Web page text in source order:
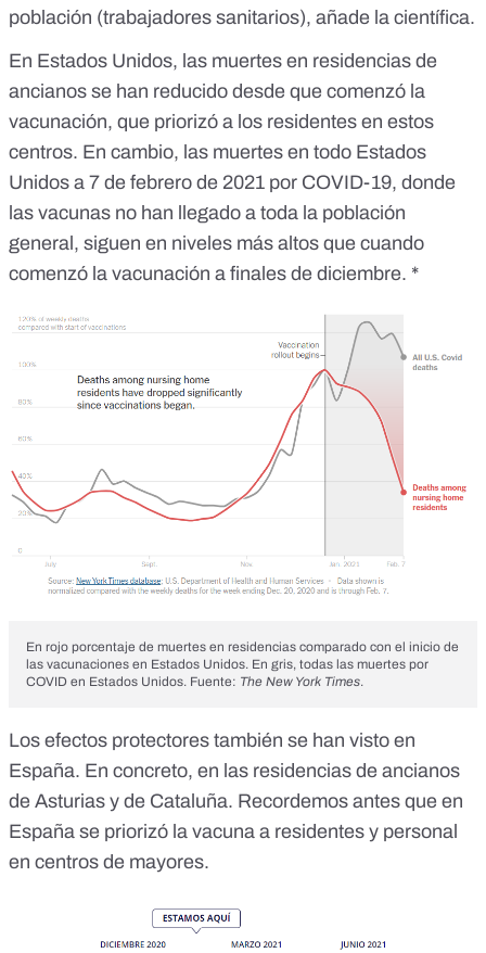
población (trabajadores sanitarios), añade la científica.
En Estados Unidos, las muertes en residencias de
ancianos se han reducido desde que comenzó la
vacunación, que priorizó a los residentes en estos
centros. En cambio, las muertes en todo Estados
Unidos a 7 de febrero de 2021 por COVID-19, donde
las vacunas no han llegado a toda la población
general, siguen en niveles más altos que cuando
comenzó la vacunación a finales de diciembre. *
En rojo porcentaje de muertes en residencias comparado con el inicio de
las vacunaciones en Estados Unidos. En gris, todas las muertes por
COVID en Estados Unidos. Fuente: The New York Times.
Los efectos protectores también se han visto en
España. En concreto, en las residencias de ancianos
de Asturias y de Cataluña. Recordemos antes que en
España se priorizó la vacuna a residentes y personal
en centros de mayores.